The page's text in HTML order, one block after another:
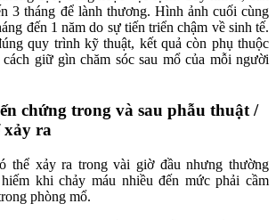
3 tháng để lành thương. Hình ảnh cuối cùng
đến 1 năm do sự tiến triển chậm về sinh tế.
quy trình kỹ thuật, kết quả còn phụ thuộc
giữ gìn chăm sóc sau mổ của mỗi người
chứng trong và sau phẫu thuật /
xảy ra
thể xảy ra trong vài giờ đầu nhưng thường
khi chảy máu nhiều đến mức phải cầm
phòng mổ.